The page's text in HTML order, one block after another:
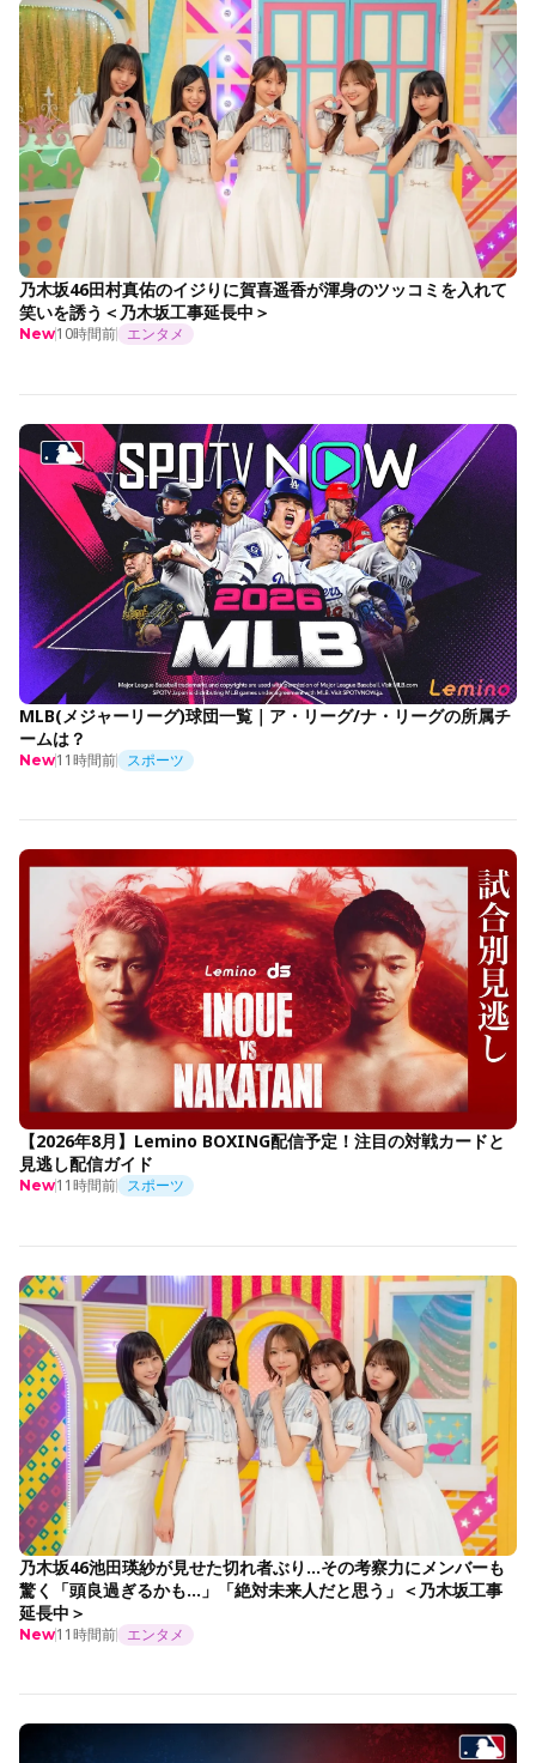
乃木坂46田村真佑のイジりに賀喜遥香が渾身のツッコミを入れて
笑いを誘う＜乃木坂工事延長中＞
New10時間前 エンタメ
MLB(メジャーリーグ)球団一覧｜ア・リーグ/ナ・リーグの所属チ
ームは？
New11時間前 スポーツ
【2026年8月】Lemino BOXING配信予定！注目の対戦カードと
見逃し配信ガイド
New11時間前 スポーツ
乃木坂46池田瑛紗が見せた切れ者ぶり…その考察力にメンバーも
驚く「頭良過ぎるかも…」「絶対未来人だと思う」＜乃木坂工事
延長中＞
New11時間前 エンタメ